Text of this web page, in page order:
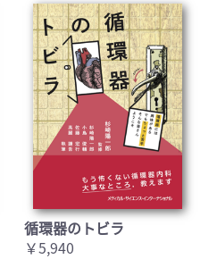
循環器のトビラ
￥5,940